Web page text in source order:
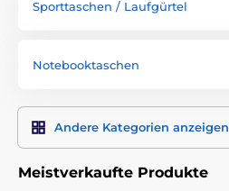
Sporttaschen / Laufgürtel
Notebooktaschen
Andere Kategorien anzeigen
Meistverkaufte Produkte